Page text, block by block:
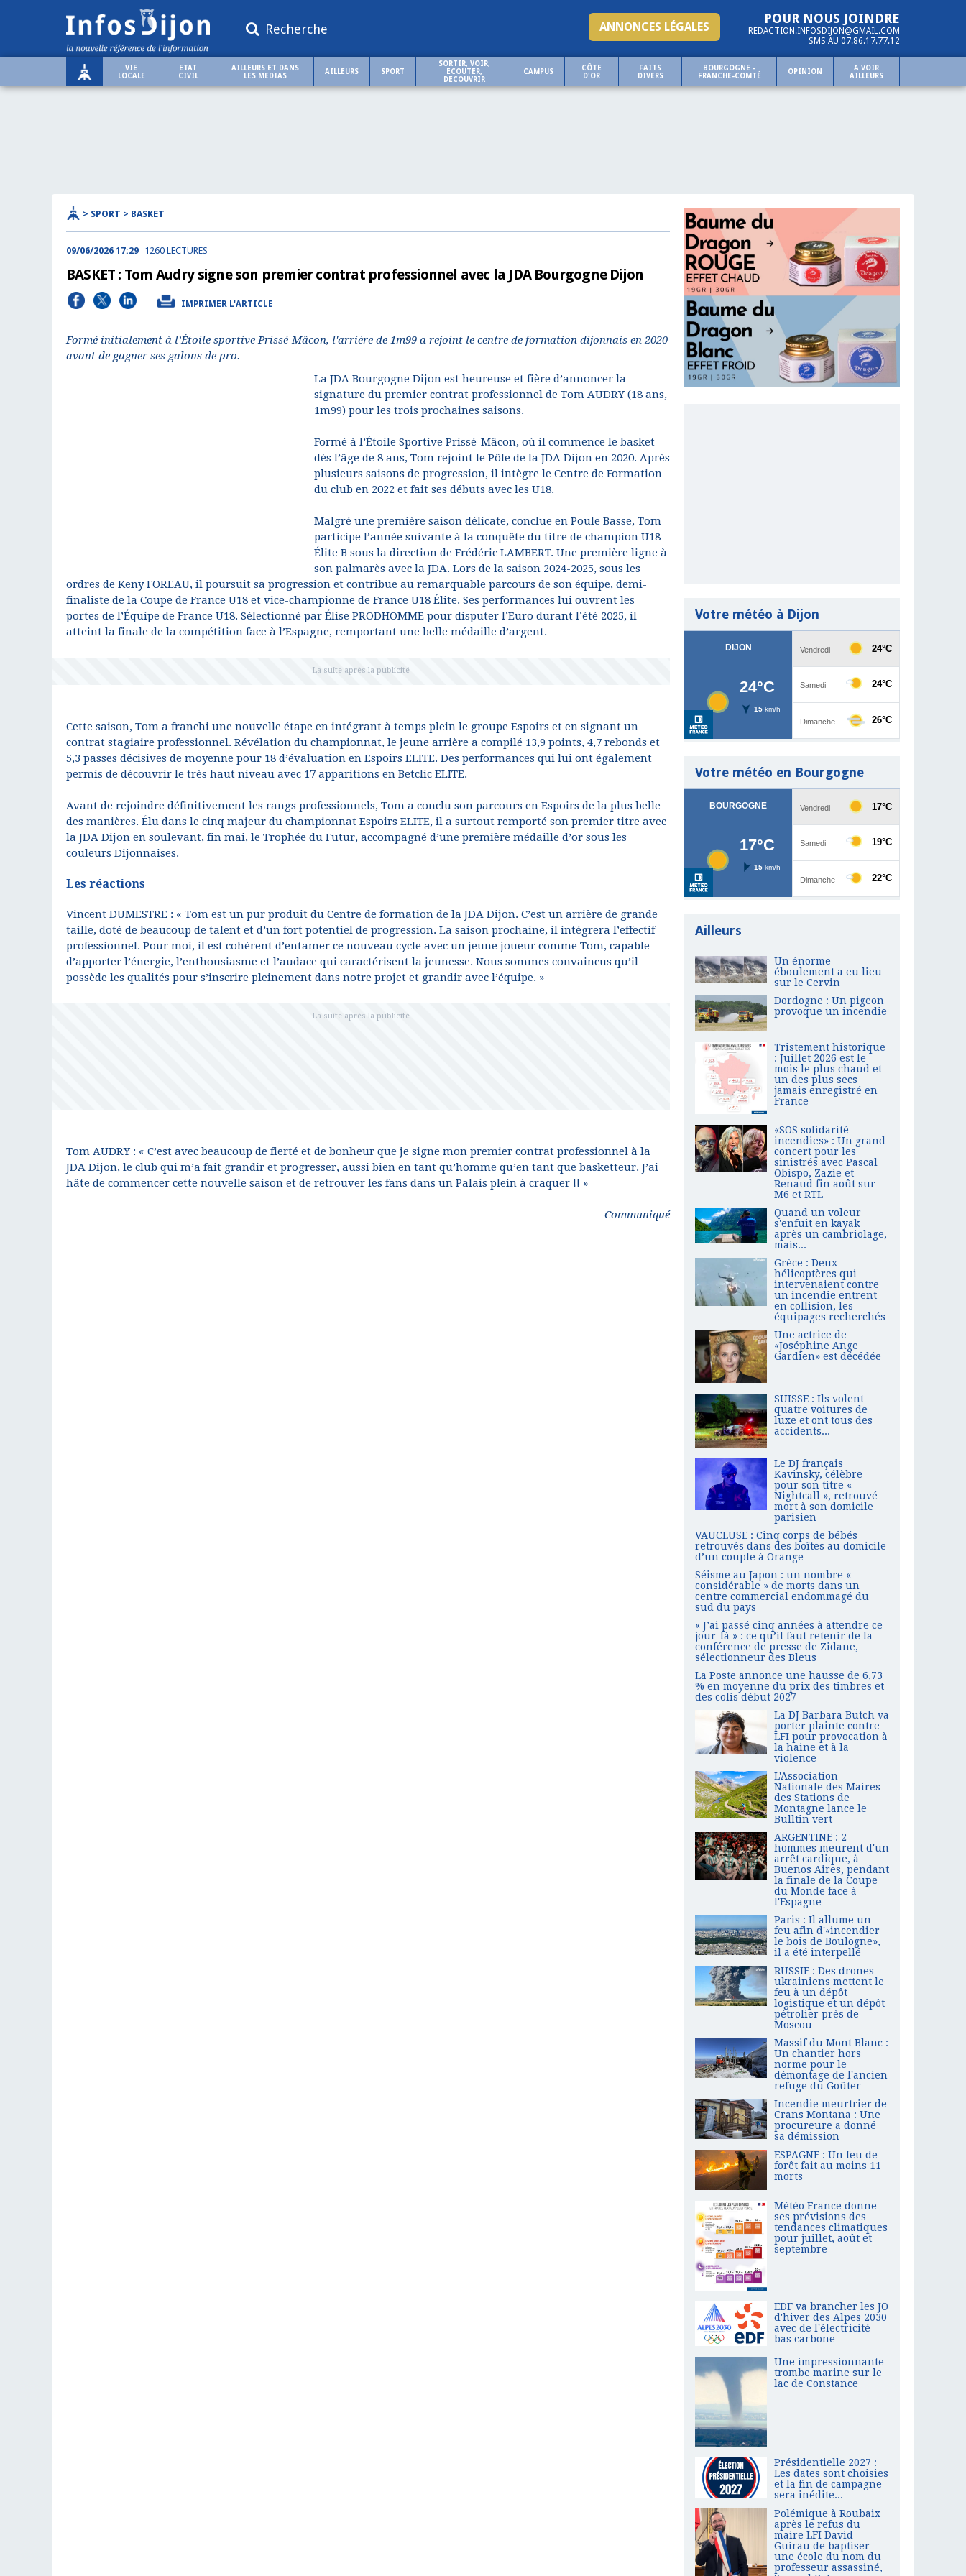
Recherche
POUR NOUS JOINDRE
REDACTION.INFOSDIJON@GMAIL.COM
SMS AU 07.86.17.77.12
ANNONCES LÉGALES
VIE
LOCALE
ETAT
CIVIL
AILLEURS ET DANS
LES MEDIAS
AILLEURS SPORT
SORTIR, VOIR,
ECOUTER,
DECOUVRIR
CAMPUS
CÔTE
D'OR
FAITS
DIVERS
BOURGOGNE -
FRANCHE-COMTÉ
OPINION
A VOIR
AILLEURS
> SPORT > BASKET
09/06/2026 17:29 1260 LECTURES
BASKET : Tom Audry signe son premier contrat professionnel avec la JDA Bourgogne Dijon
IMPRIMER L'ARTICLE
Formé initialement à l’Étoile sportive Prissé-Mâcon, l'arrière de 1m99 a rejoint le centre de formation dijonnais en 2020
avant de gagner ses galons de pro.
La JDA Bourgogne Dijon est heureuse et fière d’annoncer la
signature du premier contrat professionnel de Tom AUDRY (18 ans,
1m99) pour les trois prochaines saisons.
Formé à l’Étoile Sportive Prissé-Mâcon, où il commence le basket
dès l’âge de 8 ans, Tom rejoint le Pôle de la JDA Dijon en 2020. Après
plusieurs saisons de progression, il intègre le Centre de Formation
du club en 2022 et fait ses débuts avec les U18.
Malgré une première saison délicate, conclue en Poule Basse, Tom
participe l’année suivante à la conquête du titre de champion U18
Élite B sous la direction de Frédéric LAMBERT. Une première ligne à
son palmarès avec la JDA. Lors de la saison 2024-2025, sous les
ordres de Keny FOREAU, il poursuit sa progression et contribue au remarquable parcours de son équipe, demi-
finaliste de la Coupe de France U18 et vice-championne de France U18 Élite. Ses performances lui ouvrent les
portes de l’Équipe de France U18. Sélectionné par Élise PRODHOMME pour disputer l’Euro durant l’été 2025, il
atteint la finale de la compétition face à l’Espagne, remportant une belle médaille d’argent.
Cette saison, Tom a franchi une nouvelle étape en intégrant à temps plein le groupe Espoirs et en signant un
contrat stagiaire professionnel. Révélation du championnat, le jeune arrière a compilé 13,9 points, 4,7 rebonds et
5,3 passes décisives de moyenne pour 18 d’évaluation en Espoirs ELITE. Des performances qui lui ont également
permis de découvrir le très haut niveau avec 17 apparitions en Betclic ELITE.
Avant de rejoindre définitivement les rangs professionnels, Tom a conclu son parcours en Espoirs de la plus belle
des manières. Élu dans le cinq majeur du championnat Espoirs ELITE, il a surtout remporté son premier titre avec
la JDA Dijon en soulevant, fin mai, le Trophée du Futur, accompagné d’une première médaille d’or sous les
couleurs Dijonnaises.
Les réactions
Vincent DUMESTRE : « Tom est un pur produit du Centre de formation de la JDA Dijon. C’est un arrière de grande
taille, doté de beaucoup de talent et d’un fort potentiel de progression. La saison prochaine, il intégrera l’effectif
professionnel. Pour moi, il est cohérent d’entamer ce nouveau cycle avec un jeune joueur comme Tom, capable
d’apporter l’énergie, l’enthousiasme et l’audace qui caractérisent la jeunesse. Nous sommes convaincus qu’il
possède les qualités pour s’inscrire pleinement dans notre projet et grandir avec l’équipe. »
Tom AUDRY : « C’est avec beaucoup de fierté et de bonheur que je signe mon premier contrat professionnel à la
JDA Dijon, le club qui m’a fait grandir et progresser, aussi bien en tant qu’homme qu’en tant que basketteur. J’ai
hâte de commencer cette nouvelle saison et de retrouver les fans dans un Palais plein à craquer !! »
Communiqué
Votre météo à Dijon
Votre météo en Bourgogne
Ailleurs
Un énorme
éboulement a eu lieu
sur le Cervin
Dordogne : Un pigeon
provoque un incendie
Tristement historique
: Juillet 2026 est le
mois le plus chaud et
un des plus secs
jamais enregistré en
France
«SOS solidarité
incendies» : Un grand
concert pour les
sinistrés avec Pascal
Obispo, Zazie et
Renaud fin août sur
M6 et RTL
Quand un voleur
s'enfuit en kayak
après un cambriolage,
mais...
Grèce : Deux
hélicoptères qui
intervenaient contre
un incendie entrent
en collision, les
équipages recherchés
Une actrice de
«Joséphine Ange
Gardien» est décédée
SUISSE : Ils volent
quatre voitures de
luxe et ont tous des
accidents...
Le DJ français
Kavinsky, célèbre
pour son titre «
Nightcall », retrouvé
mort à son domicile
parisien
VAUCLUSE : Cinq corps de bébés
retrouvés dans des boîtes au domicile
d’un couple à Orange
Séisme au Japon : un nombre «
considérable » de morts dans un
centre commercial endommagé du
sud du pays
« J’ai passé cinq années à attendre ce
jour-là » : ce qu’il faut retenir de la
conférence de presse de Zidane,
sélectionneur des Bleus
La Poste annonce une hausse de 6,73
% en moyenne du prix des timbres et
des colis début 2027
La DJ Barbara Butch va
porter plainte contre
LFI pour provocation à
la haine et à la
violence
L'Association
Nationale des Maires
des Stations de
Montagne lance le
Bulltin vert
ARGENTINE : 2
hommes meurent d'un
arrêt cardique, à
Buenos Aires, pendant
la finale de la Coupe
du Monde face à
l'Espagne
Paris : Il allume un
feu afin d'«incendier
le bois de Boulogne»,
il a été interpellé
RUSSIE : Des drones
ukrainiens mettent le
feu à un dépôt
logistique et un dépôt
pétrolier près de
Moscou
Massif du Mont Blanc :
Un chantier hors
norme pour le
démontage de l'ancien
refuge du Goûter
Incendie meurtrier de
Crans Montana : Une
procureure a donné
sa démission
ESPAGNE : Un feu de
forêt fait au moins 11
morts
Météo France donne
ses prévisions des
tendances climatiques
pour juillet, août et
septembre
EDF va brancher les JO
d'hiver des Alpes 2030
avec de l'électricité
bas carbone
Une impressionnante
trombe marine sur le
lac de Constance
Présidentielle 2027 :
Les dates sont choisies
et la fin de campagne
sera inédite...
Polémique à Roubaix
après le refus du
maire LFI David
Guirau de baptiser
une école du nom du
professeur assassiné,